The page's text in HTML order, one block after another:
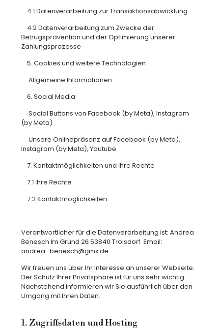
4.1 Datenverarbeitung zur Transaktionsabwicklung
4.2 Datenverarbeitung zum Zwecke der
Betrugsprävention und der Optimierung unserer
Zahlungsprozesse
5. Cookies und weitere Technologien
Allgemeine Informationen
6. Social Media
Social Buttons von Facebook (by Meta), Instagram
(by Meta)
Unsere Onlinepräsenz auf Facebook (by Meta),
Instagram (by Meta), Youtube
7. Kontaktmöglichkeiten und Ihre Rechte
7.1 Ihre Rechte
7.2 Kontaktmöglichkeiten
Verantwortlicher für die Datenverarbeitung ist: Andrea
Benesch Im Grund 26 53840 Troisdorf Email:
andrea_benesch@gmx.de
Wir freuen uns über Ihr Interesse an unserer Webseite.
Der Schutz Ihrer Privatsphäre ist für uns sehr wichtig.
Nachstehend informieren wir Sie ausführlich über den
Umgang mit Ihren Daten.
1. Zugriffsdaten und Hosting